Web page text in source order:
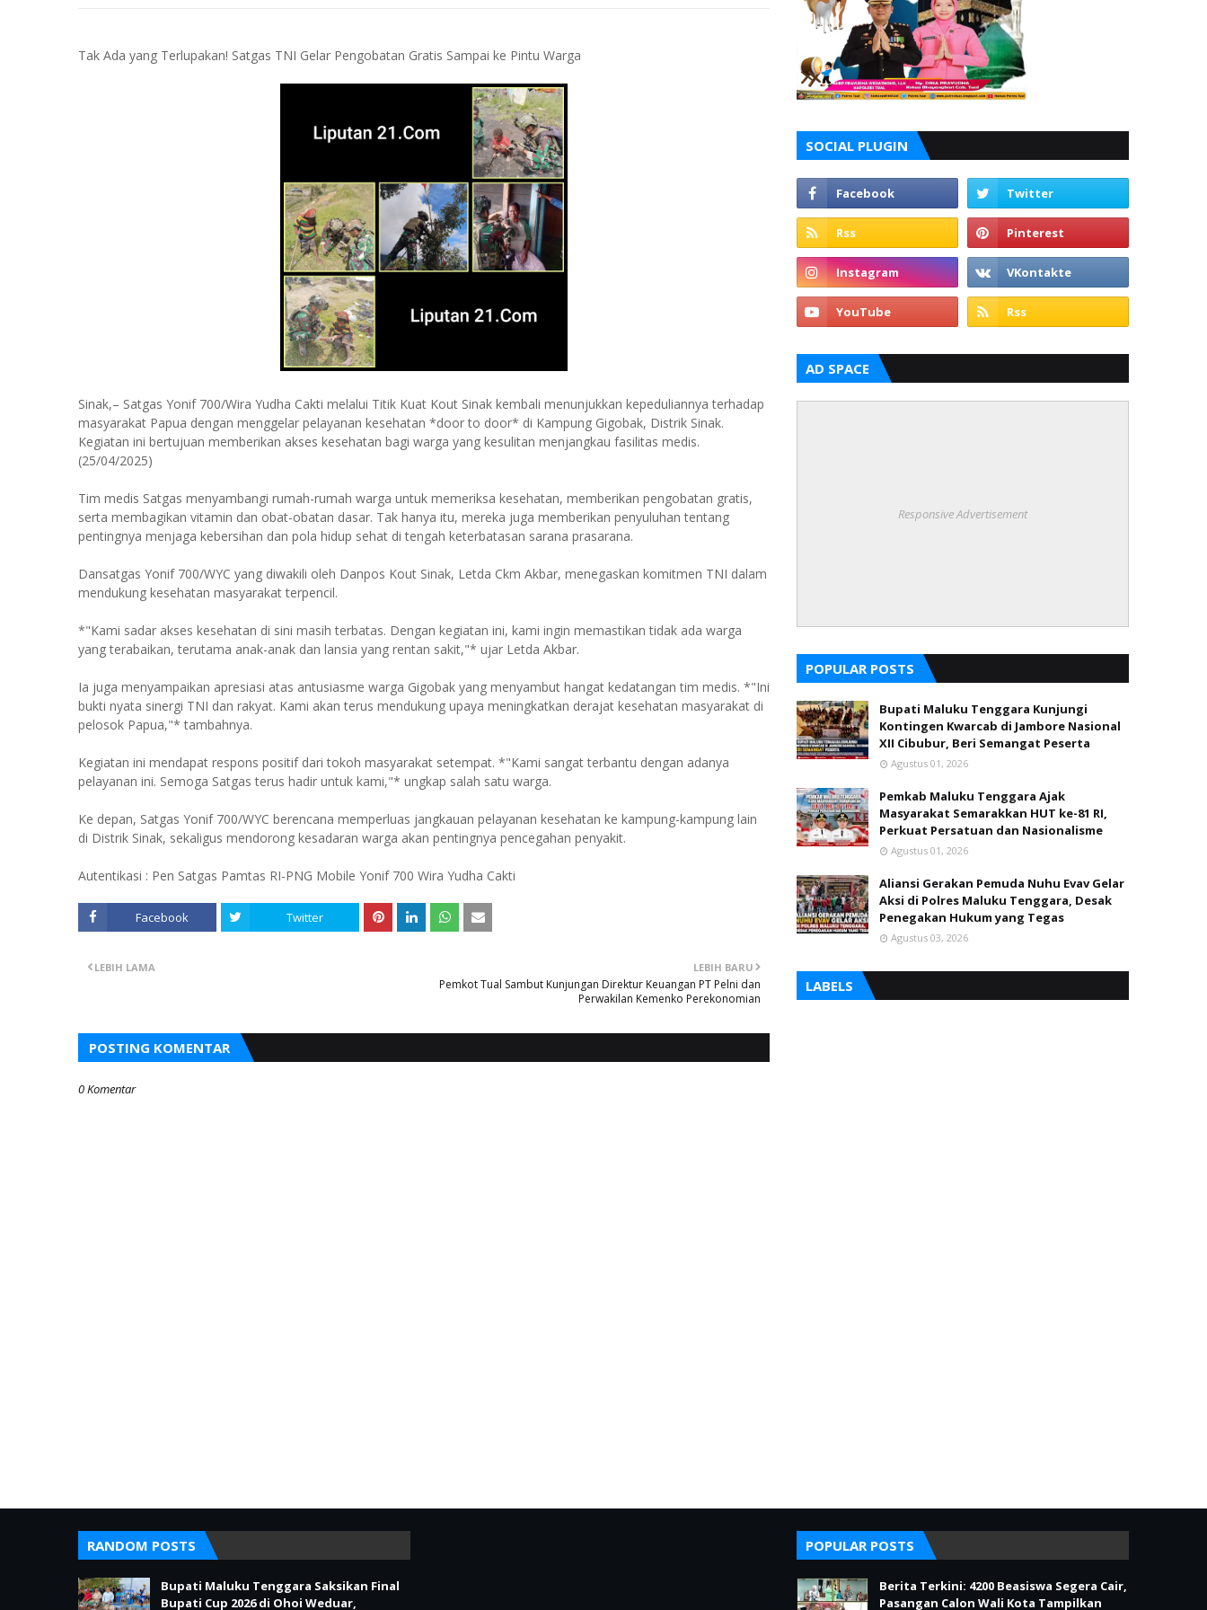
Tak Ada yang Terlupakan! Satgas TNI Gelar Pengobatan Gratis Sampai ke Pintu Warga
Sinak,– Satgas Yonif 700/Wira Yudha Cakti melalui Titik Kuat Kout Sinak kembali menunjukkan kepeduliannya terhadap
masyarakat Papua dengan menggelar pelayanan kesehatan *door to door* di Kampung Gigobak, Distrik Sinak.
Kegiatan ini bertujuan memberikan akses kesehatan bagi warga yang kesulitan menjangkau fasilitas medis.
(25/04/2025)
Tim medis Satgas menyambangi rumah-rumah warga untuk memeriksa kesehatan, memberikan pengobatan gratis,
serta membagikan vitamin dan obat-obatan dasar. Tak hanya itu, mereka juga memberikan penyuluhan tentang
pentingnya menjaga kebersihan dan pola hidup sehat di tengah keterbatasan sarana prasarana.
Dansatgas Yonif 700/WYC yang diwakili oleh Danpos Kout Sinak, Letda Ckm Akbar, menegaskan komitmen TNI dalam
mendukung kesehatan masyarakat terpencil.
*"Kami sadar akses kesehatan di sini masih terbatas. Dengan kegiatan ini, kami ingin memastikan tidak ada warga
yang terabaikan, terutama anak-anak dan lansia yang rentan sakit,"* ujar Letda Akbar.
Ia juga menyampaikan apresiasi atas antusiasme warga Gigobak yang menyambut hangat kedatangan tim medis. *"Ini
bukti nyata sinergi TNI dan rakyat. Kami akan terus mendukung upaya meningkatkan derajat kesehatan masyarakat di
pelosok Papua,"* tambahnya.
Kegiatan ini mendapat respons positif dari tokoh masyarakat setempat. *"Kami sangat terbantu dengan adanya
pelayanan ini. Semoga Satgas terus hadir untuk kami,"* ungkap salah satu warga.
Ke depan, Satgas Yonif 700/WYC berencana memperluas jangkauan pelayanan kesehatan ke kampung-kampung lain
di Distrik Sinak, sekaligus mendorong kesadaran warga akan pentingnya pencegahan penyakit.
Autentikasi : Pen Satgas Pamtas RI-PNG Mobile Yonif 700 Wira Yudha Cakti
Facebook Twitter
LEBIH BARU
Pemkot Tual Sambut Kunjungan Direktur Keuangan PT Pelni dan
Perwakilan Kemenko Perekonomian
LEBIH LAMA
POSTING KOMENTAR
0 Komentar
SOCIAL PLUGIN
AD SPACE
Responsive Advertisement
POPULAR POSTS
Bupati Maluku Tenggara Kunjungi
Kontingen Kwarcab di Jambore Nasional
XII Cibubur, Beri Semangat Peserta
Agustus 01, 2026
Pemkab Maluku Tenggara Ajak
Masyarakat Semarakkan HUT ke-81 RI,
Perkuat Persatuan dan Nasionalisme
Agustus 01, 2026
Aliansi Gerakan Pemuda Nuhu Evav Gelar
Aksi di Polres Maluku Tenggara, Desak
Penegakan Hukum yang Tegas
Agustus 03, 2026
LABELS
RANDOM POSTS
Bupati Maluku Tenggara Saksikan Final
Bupati Cup 2026 di Ohoi Weduar,
POPULAR POSTS
Berita Terkini: 4200 Beasiswa Segera Cair,
Pasangan Calon Wali Kota Tampilkan